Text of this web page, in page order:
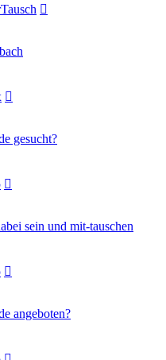
gesucht?
sein und mit-tauschen
angeboten?